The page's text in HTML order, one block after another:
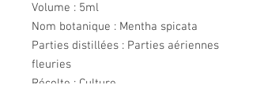
Volume : 5ml
Nom botanique : Mentha spicata
Parties distillées : Parties aériennes
fleuries
Récolte : Culture